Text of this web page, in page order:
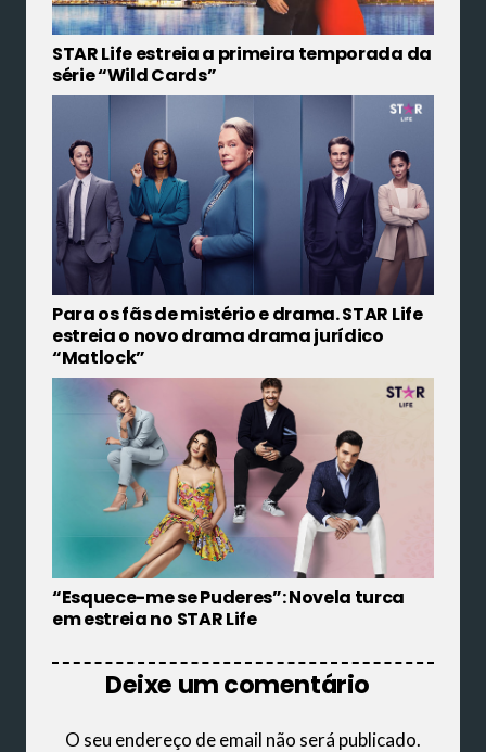
STAR Life estreia a primeira temporada da
série “Wild Cards”
Para os fãs de mistério e drama. STAR Life
estreia o novo drama drama jurídico
“Matlock”
“Esquece-me se Puderes”: Novela turca
em estreia no STAR Life
Deixe um comentário
O seu endereço de email não será publicado.